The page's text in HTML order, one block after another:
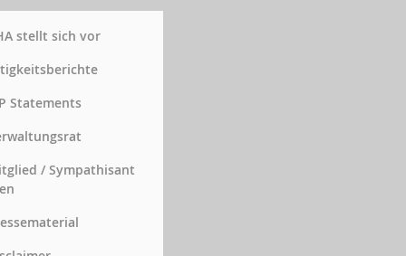
stellt sich vor
Statements
/ Sympathisant